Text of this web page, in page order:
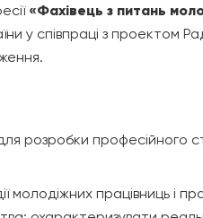
«Фахівець з питань
у співпраці з проектом
розробки професійного
молодіжних працівниць і